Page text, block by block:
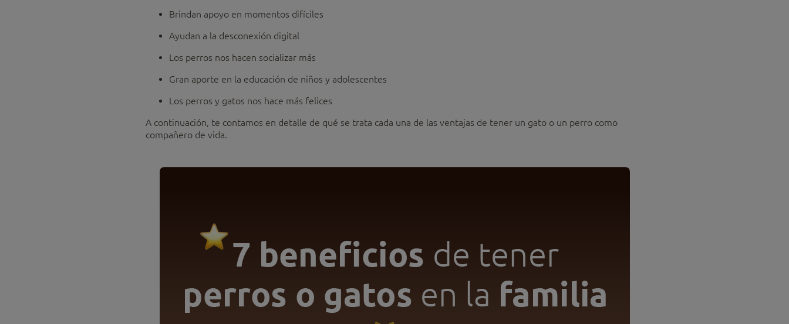
Brindan apoyo en momentos difíciles
Ayudan a la desconexión digital
Los perros nos hacen socializar más
Gran aporte en la educación de niños y adolescentes
Los perros y gatos nos hace más felices
A continuación, te contamos en detalle de qué se trata cada una de las ventajas de tener un gato o un perro como
compañero de vida.